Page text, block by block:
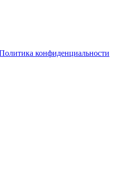
конфиденциальности